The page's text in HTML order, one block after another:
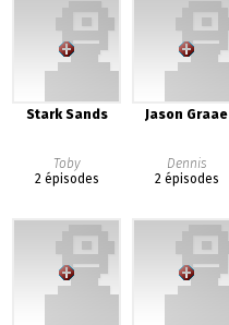
Stark Sands
Toby
2 épisodes
Jason Graae
Dennis
2 épisodes